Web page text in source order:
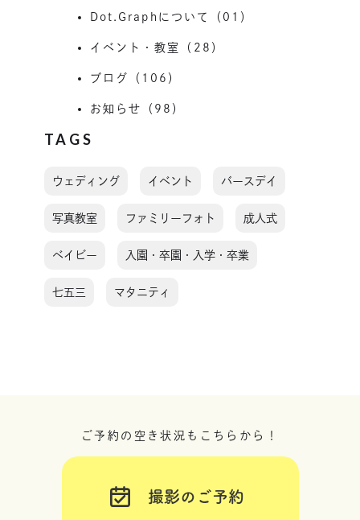
Dot.Graphについて（01）
イベント・教室（28）
ブログ（106）
お知らせ（98）
TAGS
ウェディング イベント バースデイ
写真教室 ファミリーフォト 成人式
ベイビー 入園・卒園・入学・卒業
七五三 マタニティ
ご予約の空き状況もこちらから！
撮影のご予約